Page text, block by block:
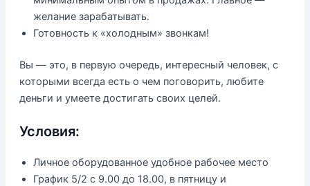
желание зарабатывать.
Готовность к «холодным» звонкам!
Вы — это, в первую очередь, интересный человек, с
которыми всегда есть о чем поговорить, любите
деньги и умеете достигать своих целей.
Условия:
Личное оборудованное удобное рабочее место
График 5/2 с 9.00 до 18.00, в пятницу и